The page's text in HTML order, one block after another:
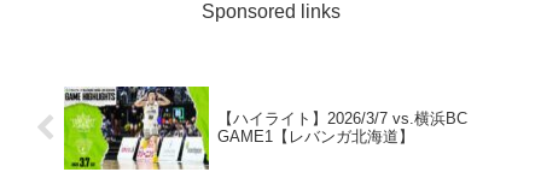
Sponsored links
【ハイライト】2026/3/7 vs.横浜BC
GAME1【レバンガ北海道】